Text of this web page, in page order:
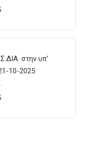
στην υπ’
10-2025